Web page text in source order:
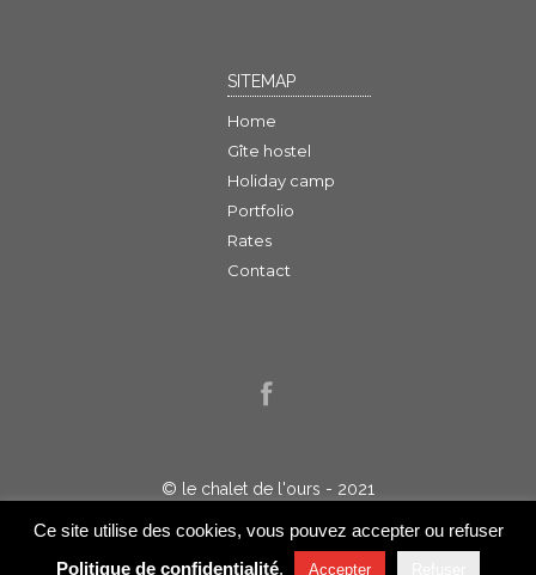
SITEMAP
Home
Gîte hostel
Holiday camp
Portfolio
Rates
Contact
© le chalet de l'ours - 2021
Réalisation : Jelakart
Ce site utilise des cookies, vous pouvez accepter ou refuser
Politique de confidentialité. Accepter